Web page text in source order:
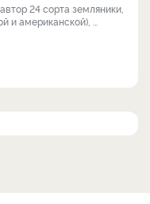
24 сорта земляники,
и американской), ...